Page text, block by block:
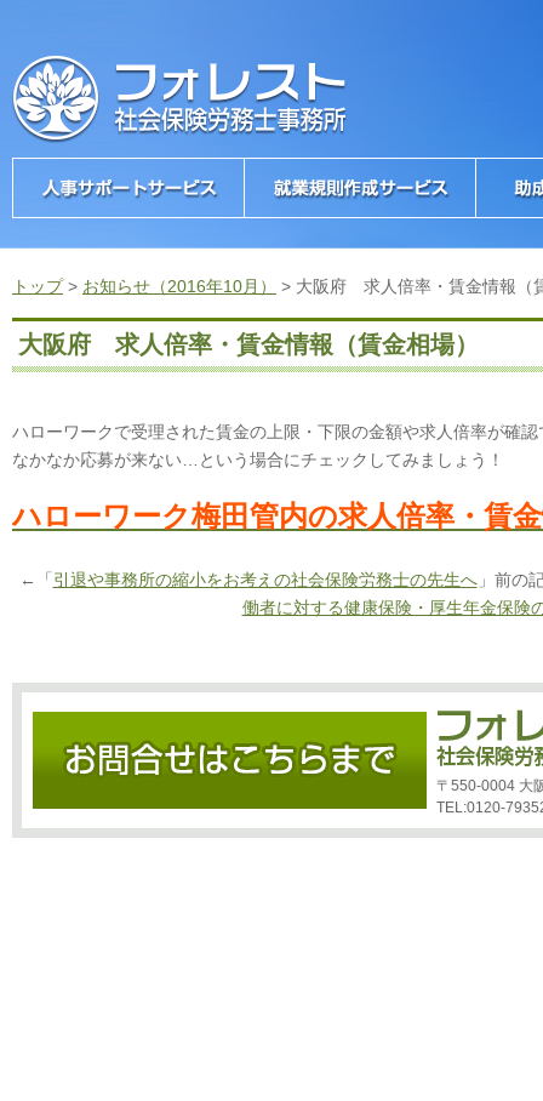
トップ> お知らせ（2016年10月） > 大阪府 求人倍率・賃金情報（
大阪府 求人倍率・賃金情報（賃金相場）
ハローワークで受理された賃金の上限・下限の金額や求人倍率が確認
なかなか応募が来ない…という場合にチェックしてみましょう！
ハローワーク梅田管内の求人倍率・賃
←「 引退や事務所の縮小をお考えの社会保険労務士の先生へ」前の
働者に対する健康保険・厚生年金保険
〒550-0004 大
TEL:0120-